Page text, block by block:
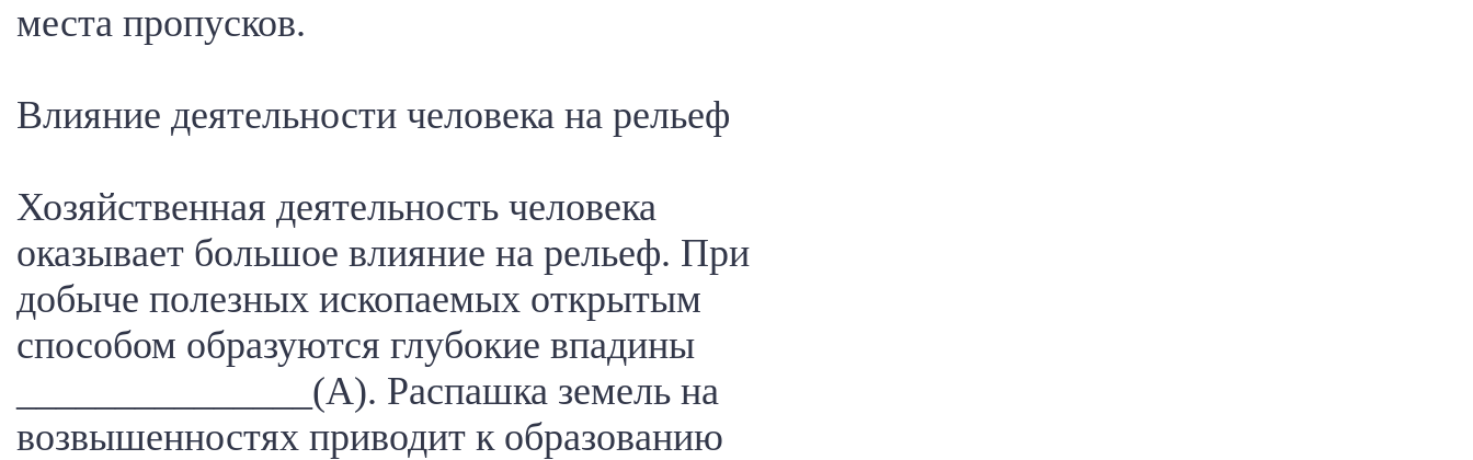
места пропусков.
Влияние деятельности человека на рельеф
Хозяйственная деятельность человека
оказывает большое влияние на рельеф. При
добыче полезных ископаемых открытым
способом образуются глубокие впадины
_______________(А). Распашка земель на
возвышенностях приводит к образованию